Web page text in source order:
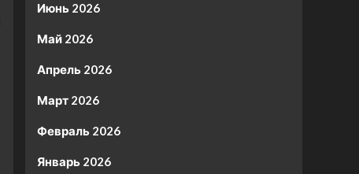
Июнь 2026
Май 2026
Апрель 2026
Март 2026
Февраль 2026
Январь 2026